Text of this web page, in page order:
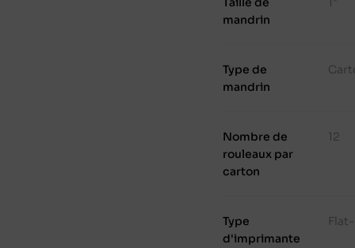
mandrin
Type de
mandrin
Nombre de
rouleaux par
carton
12
Type
d'imprimante